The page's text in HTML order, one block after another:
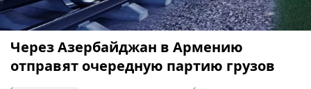
Через Азербайджан в Армению
отправят очередную партию грузов